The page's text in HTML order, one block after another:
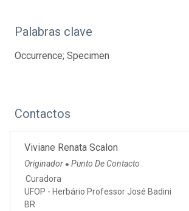
Palabras clave
Occurrence; Specimen
Contactos
Viviane Renata Scalon
Originador ● Punto De Contacto
Curadora
UFOP - Herbário Professor José Badini
BR